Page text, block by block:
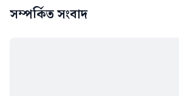
সম্পর্কিত সংবাদ